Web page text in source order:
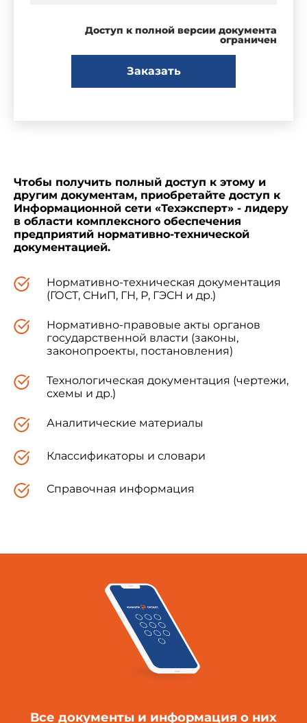
Доступ к полной версии документа
ограничен
Заказать
Чтобы получить полный доступ к этому и
другим документам, приобретайте доступ к
Информационной сети «Техэксперт» - лидеру
в области комплексного обеспечения
предприятий нормативно-технической
документацией.
Нормативно-техническая документация
(ГОСТ, СНиП, ГН, Р, ГЭСН и др.)
Нормативно-правовые акты органов
государственной власти (законы,
законопроекты, постановления)
Технологическая документация (чертежи,
схемы и др.)
Аналитические материалы
Классификаторы и словари
Справочная информация
Все документы и информация о них